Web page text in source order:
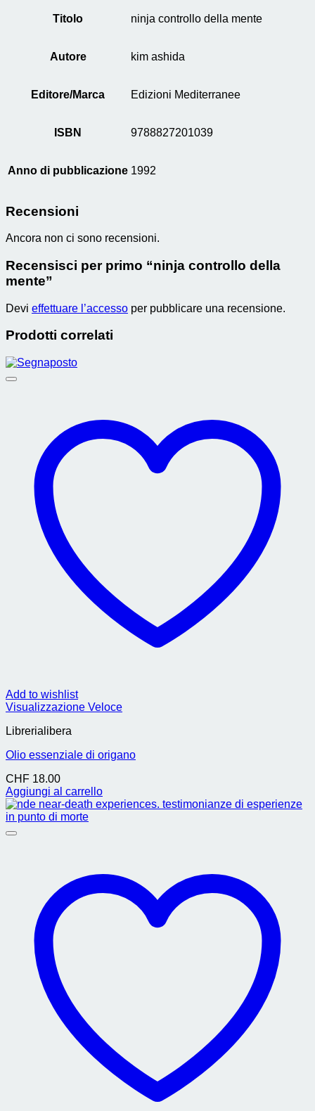
Titolo ninja controllo della mente
Autore kim ashida
Editore/Marca Edizioni Mediterranee
ISBN 9788827201039
Anno di pubblicazione 1992
Recensioni
Ancora non ci sono recensioni.
Recensisci per primo “ninja controllo della
mente”
Devi effettuare l’accesso per pubblicare una recensione.
Prodotti correlati
Add to wishlist
Visualizzazione Veloce
Librerialibera
Olio essenziale di origano
CHF 18.00
Aggiungi al carrello